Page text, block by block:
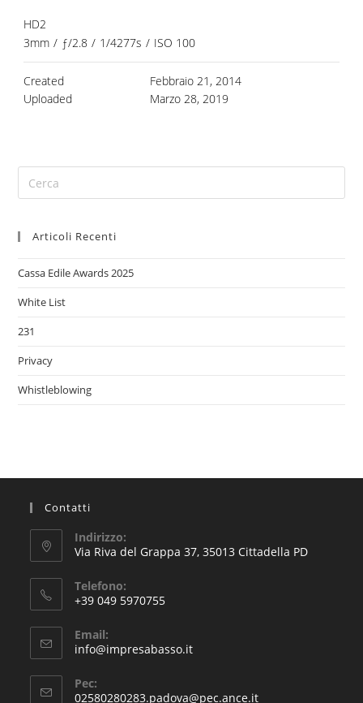
HD2
3mm / ƒ/2.8 / 1/4277s / ISO 100
Created
Febbraio 21, 2014
Uploaded
Marzo 28, 2019
Articoli Recenti
Cassa Edile Awards 2025
White List
231
Privacy
Whistleblowing
Contatti
Indirizzo:
Via Riva del Grappa 37, 35013 Cittadella PD
Telefono:
+39 049 5970755
Email:
info@impresabasso.it
Pec:
02580280283.padova@pec.ance.it